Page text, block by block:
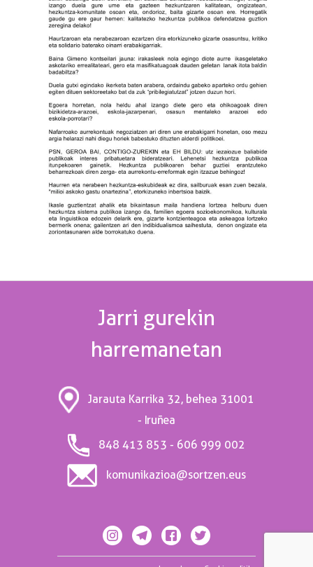
Jarri gurekin
harremanetan
Jarauta Karrika 32, behea 31001
- Iruñea
848 413 853 - 606 999 002
komunikazioa@sortzen.eus